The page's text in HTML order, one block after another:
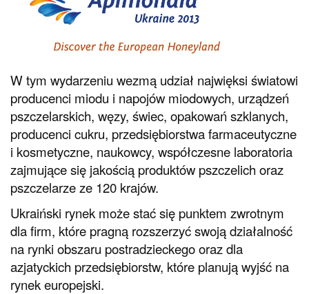
W tym wydarzeniu wezmą udział najwięksi światowi
producenci miodu i napojów miodowych, urządzeń
pszczelarskich, węzy, świec, opakowań szklanych,
producenci cukru, przedsiębiorstwa farmaceutyczne
i kosmetyczne, naukowcy, współczesne laboratoria
zajmujące się jakością produktów pszczelich oraz
pszczelarze ze 120 krajów.
Ukraiński rynek może stać się punktem zwrotnym
dla firm, które pragną rozszerzyć swoją działalność
na rynki obszaru postradzieckego oraz dla
azjatyckich przedsiębiorstw, które planują wyjść na
rynek europejski.